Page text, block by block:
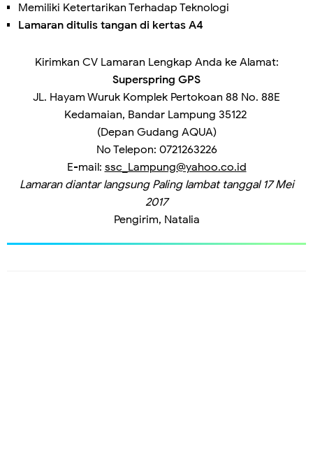
Memiliki Ketertarikan Terhadap Teknologi
Lamaran ditulis tangan di kertas A4
Kirimkan CV Lamaran Lengkap Anda ke Alamat:
Superspring GPS
JL. Hayam Wuruk Komplek Pertokoan 88 No. 88E
Kedamaian, Bandar Lampung 35122
(Depan Gudang AQUA)
No Telepon: 0721263226
E-mail: ssc_Lampung@yahoo.co.id
Lamaran diantar langsung Paling lambat tanggal 17 Mei
2017
Pengirim, Natalia